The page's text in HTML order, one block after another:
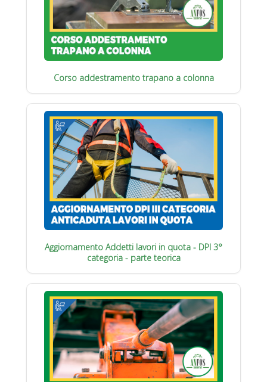
Corso addestramento trapano a colonna
Aggiornamento Addetti lavori in quota - DPI 3°
categoria - parte teorica